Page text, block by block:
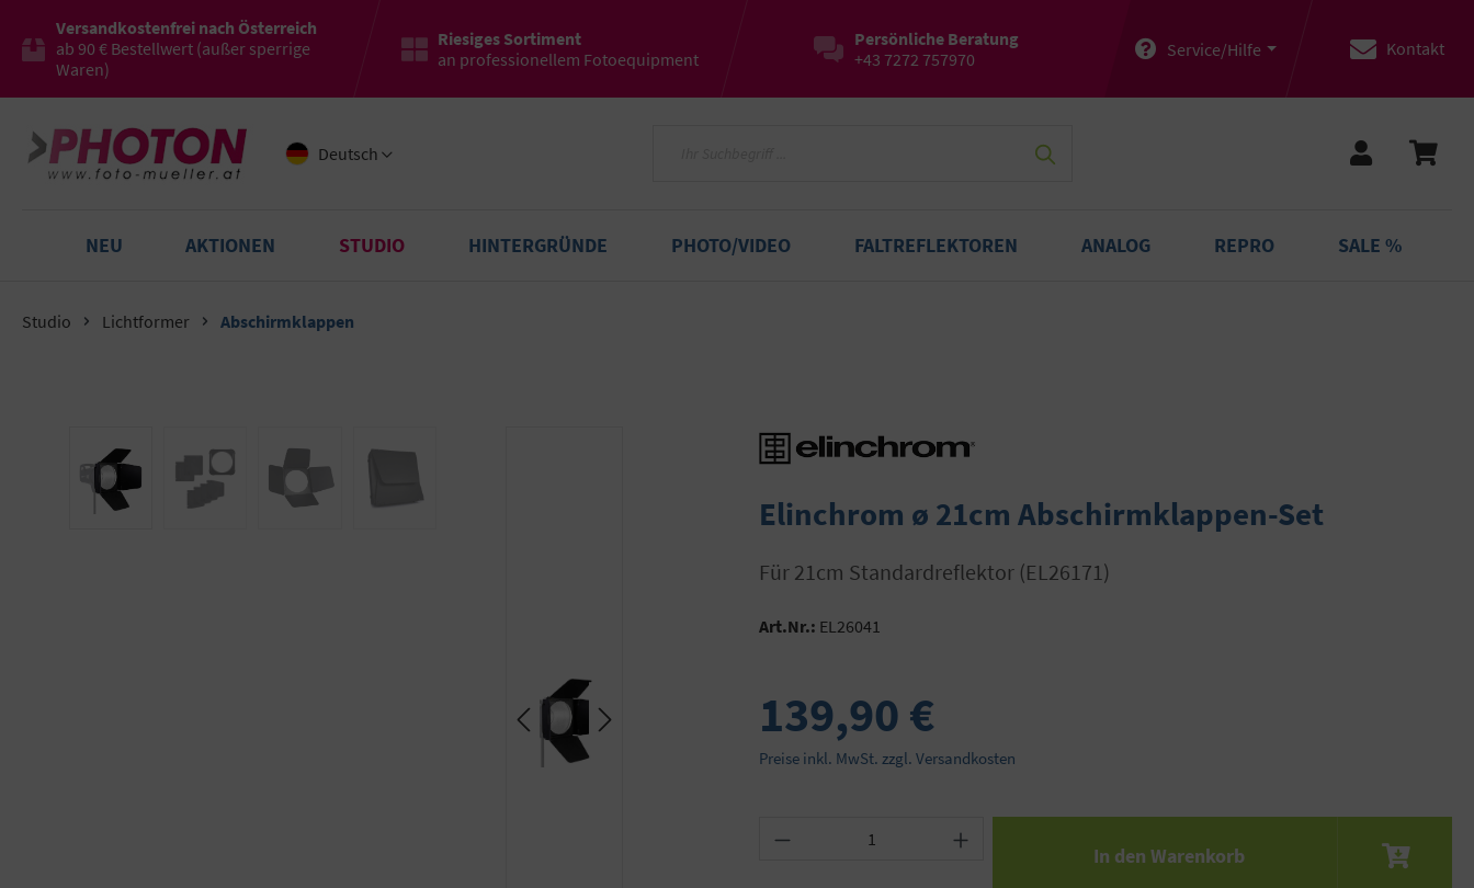
Versandkostenfrei nach Österreich
ab 90 € Bestellwert (außer sperrige
Waren)
Riesiges Sortiment
an professionellem Fotoequipment
Persönliche Beratung
+43 7272 757970
Service/Hilfe Kontakt
Deutsch
NEU AKTIONEN STUDIO HINTERGRÜNDE PHOTO/VIDEO FALTREFLEKTOREN ANALOG REPRO SALE %
Studio Lichtformer Abschirmklappen
Elinchrom ø 21cm Abschirmklappen-Set
für 21cm Standardreflektor (EL26171)
Art.Nr.: EL26041
139,90 €
Preise inkl. MwSt. zzgl. Versandkosten
Produkt Anzahl: Gib den gewünschten Wert ein oder benutze
In den Warenkorb